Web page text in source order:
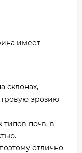
имеет
склонах,
эрозию
почв, в
отлично